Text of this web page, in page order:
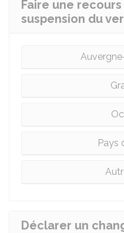
Faire une
suspension du
Pays
Déclarer un